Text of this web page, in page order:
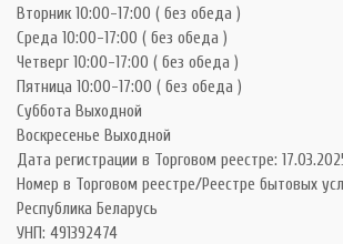
Вторник 10:00-17:00 ( без обеда )
Среда 10:00-17:00 ( без обеда )
Четверг 10:00-17:00 ( без обеда )
Пятница 10:00-17:00 ( без обеда )
Суббота Выходной
Воскресенье Выходной
Дата регистрации в Торговом реестре:
Номер в Торговом реестре/Реестре бытовых
Республика Беларусь
УНП: 491392474